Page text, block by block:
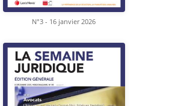
N°3 - 16 janvier 2026